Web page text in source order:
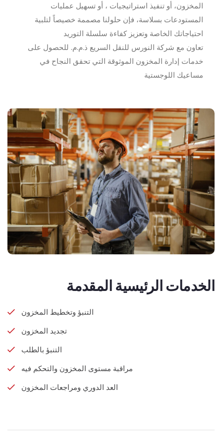
المخزون، أو تنفيذ استراتيجيات ، أو تسهيل عمليات
المستودعات بسلاسة، فإن حلولنا مصممة خصيصاً لتلبية
احتياجاتك الخاصة وتعزيز كفاءة سلسلة التوريد
تعاون مع شركة النورس للنقل السريع ذ.م.م. للحصول على
خدمات إدارة المخزون الموثوقة التي تحقق النجاح في
مساعيك اللوجستية
الخدمات الرئيسية المقدمة
التنبؤ وتخطيط المخزون
تجديد المخزون
التنبؤ بالطلب
مراقبة مستوى المخزون والتحكم فيه
العد الدوري ومراجعات المخزون